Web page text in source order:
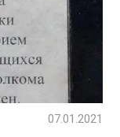
07.01.2021